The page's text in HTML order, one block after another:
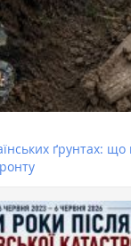
ґрунтах: що